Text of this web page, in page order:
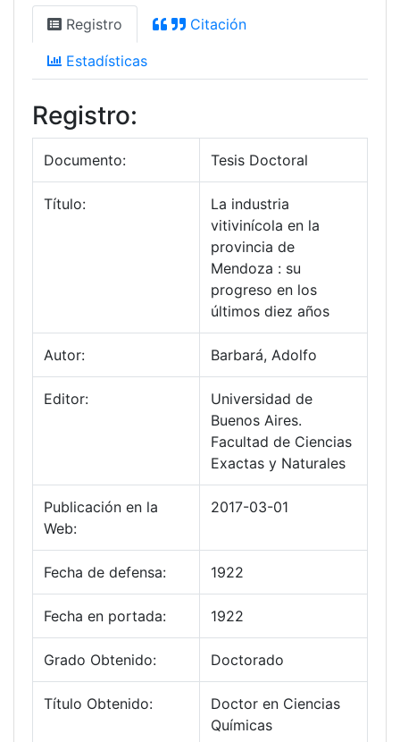
Registro Citación
Estadísticas
Registro:
Documento: Tesis Doctoral
Título:
La industria
vitivinícola en la
provincia de
Mendoza : su
progreso en los
últimos diez años
Autor: Barbará, Adolfo
Editor:
Universidad de
Buenos Aires.
Facultad de Ciencias
Exactas y Naturales
Publicación en la
Web:
2017-03-01
Fecha de defensa: 1922
Fecha en portada: 1922
Grado Obtenido: Doctorado
Título Obtenido:
Doctor en Ciencias
Químicas